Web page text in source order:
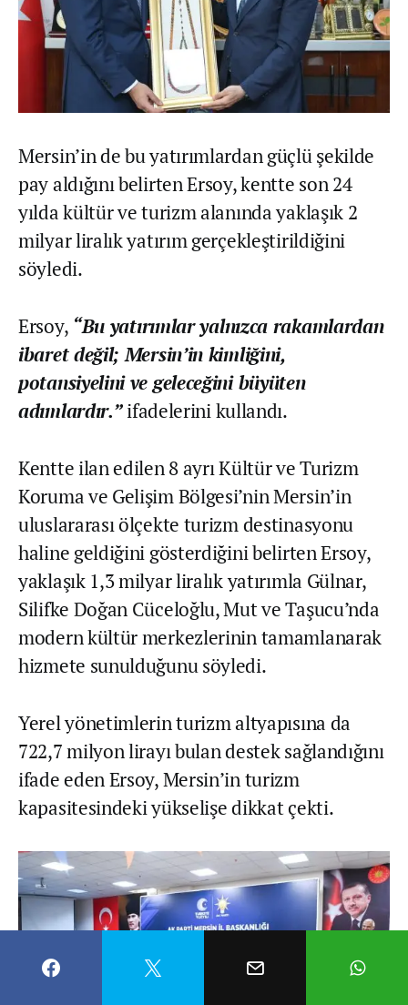
Mersin’in de bu yatırımlardan güçlü şekilde
pay aldığını belirten Ersoy, kentte son 24
yılda kültür ve turizm alanında yaklaşık 2
milyar liralık yatırım gerçekleştirildiğini
söyledi.
Ersoy, “Bu yatırımlar yalnızca rakamlardan
ibaret değil; Mersin’in kimliğini,
potansiyelini ve geleceğini büyüten
adımlardır.”ifadelerini kullandı.
Kentte ilan edilen 8 ayrı Kültür ve Turizm
Koruma ve Gelişim Bölgesi’nin Mersin’in
uluslararası ölçekte turizm destinasyonu
haline geldiğini gösterdiğini belirten Ersoy,
yaklaşık 1,3 milyar liralık yatırımla Gülnar,
Silifke Doğan Cüceloğlu, Mut ve Taşucu’nda
modern kültür merkezlerinin tamamlanarak
hizmete sunulduğunu söyledi.
Yerel yönetimlerin turizm altyapısına da
722,7 milyon lirayı bulan destek sağlandığını
ifade eden Ersoy, Mersin’in turizm
kapasitesindeki yükselişe dikkat çekti.